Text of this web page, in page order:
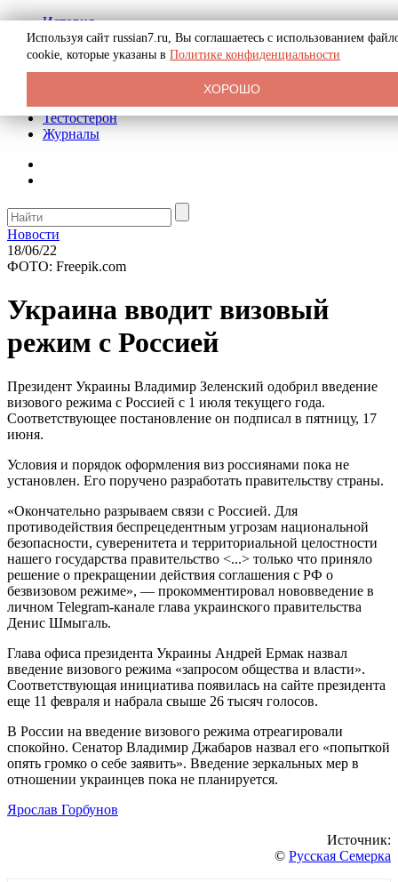
История
Биография
Криминал
Реклама на сайте
Тестостерон
Журналы
Новости
18/06/22
ФОТО: Freepik.com
Украина вводит визовый
режим с Россией
Президент Украины Владимир Зеленский одобрил введение
визового режима с Россией с 1 июля текущего года.
Соответствующее постановление он подписал в пятницу, 17
июня.
Условия и порядок оформления виз россиянами пока не
установлен. Его поручено разработать правительству страны.
«Окончательно разрываем связи с Россией. Для
противодействия беспрецедентным угрозам национальной
безопасности, суверенитета и территориальной целостности
нашего государства правительство <...> только что приняло
решение о прекращении действия соглашения с РФ о
безвизовом режиме», — прокомментировал нововведение в
личном Telegram-канале глава украинского правительства
Денис Шмыгаль.
Глава офиса президента Украины Андрей Ермак назвал
введение визового режима «запросом общества и власти».
Соответствующая инициатива появилась на сайте президента
еще 11 февраля и набрала свыше 26 тысяч голосов.
В России на введение визового режима отреагировали
спокойно. Сенатор Владимир Джабаров назвал его «попыткой
опять громко о себе заявить». Введение зеркальных мер в
отношении украинцев пока не планируется.
Ярослав Горбунов
Источник:
© Русская Семерка
Используя сайт russian7.ru, Вы соглашаетесь с использованием
cookie, которые указаны в Политике конфиденциальности
ХОРОШО